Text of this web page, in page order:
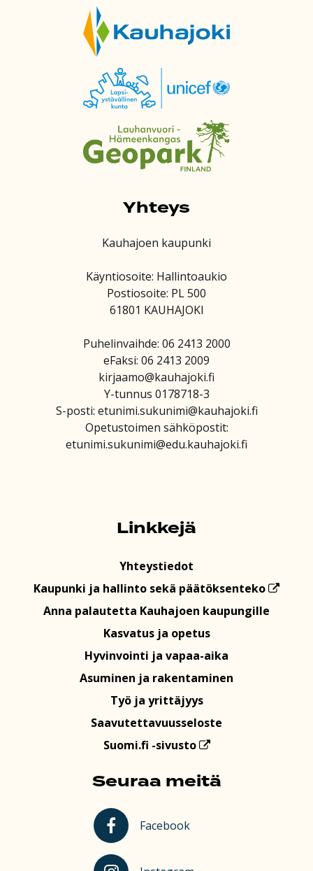
Yhteys
Kauhajoen kaupunki
Käyntiosoite: Hallintoaukio
Postiosoite: PL 500
61801 KAUHAJOKI
Puhelinvaihde: 06 2413 2000
eFaksi: 06 2413 2009
kirjaamo@kauhajoki.fi
Y-tunnus 0178718-3
S-posti: etunimi.sukunimi@kauhajoki.fi
Opetustoimen sähköpostit:
etunimi.sukunimi@edu.kauhajoki.fi
Linkkejä
Yhteystiedot
Kaupunki ja hallinto sekä päätöksenteko
Anna palautetta Kauhajoen kaupungille
Kasvatus ja opetus
Hyvinvointi ja vapaa-aika
Asuminen ja rakentaminen
Työ ja yrittäjyys
Saavutettavuusseloste
Suomi.fi -sivusto
Seuraa meitä
Kauhajoki Facebookissa
Facebook